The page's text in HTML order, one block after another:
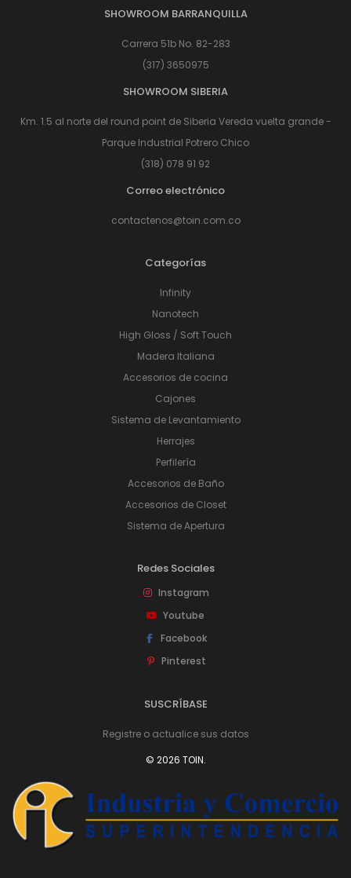
SHOWROOM BARRANQUILLA
Carrera 51b No. 82-283
(317) 3650975
SHOWROOM SIBERIA
Km. 1.5 al norte del round point de Siberia Vereda vuelta grande -
Parque Industrial Potrero Chico
(318) 078 91 92
Correo electrónico
contactenos@toin.com.co
Categorías
Infinity
Nanotech
High Gloss / Soft Touch
Madera Italiana
Accesorios de cocina
Cajones
Sistema de Levantamiento
Herrajes
Perfilería
Accesorios de Baño
Accesorios de Closet
Sistema de Apertura
Redes Sociales
Instagram
Youtube
Facebook
Pinterest
SUSCRÍBASE
Registre o actualice sus datos
© 2026 TOIN.